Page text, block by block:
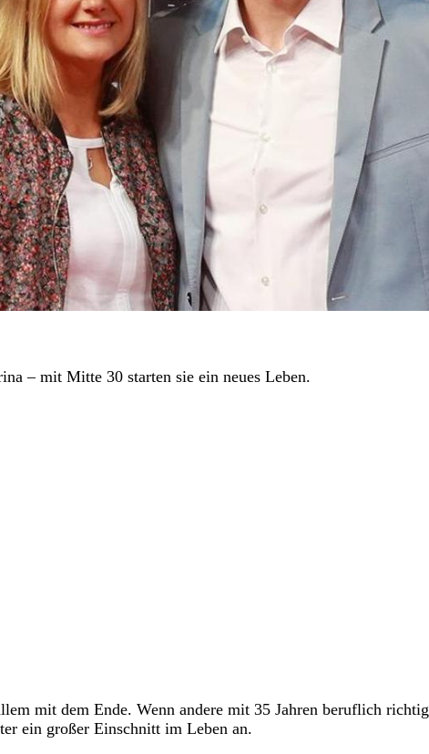
– mit Mitte 30 starten sie ein neues Leben.
mit dem Ende. Wenn andere mit 35 Jahren beruflich richtig
ein großer Einschnitt im Leben an.